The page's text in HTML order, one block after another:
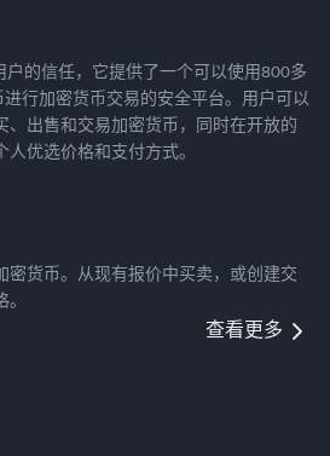
户的信任，它提供了一个可以使用800多
行加密货币交易的安全平台。用户可以
、出售和交易加密货币，同时在开放的
优选价格和支付方式。
密货币。从现有报价中买卖，或创建交
查看更多